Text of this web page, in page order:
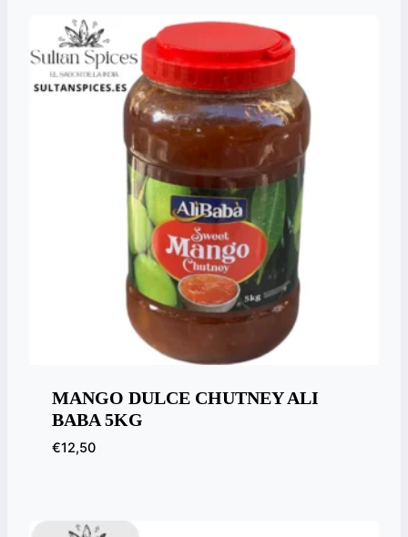
MANGO DULCE CHUTNEY ALI
BABA 5KG
€12,50